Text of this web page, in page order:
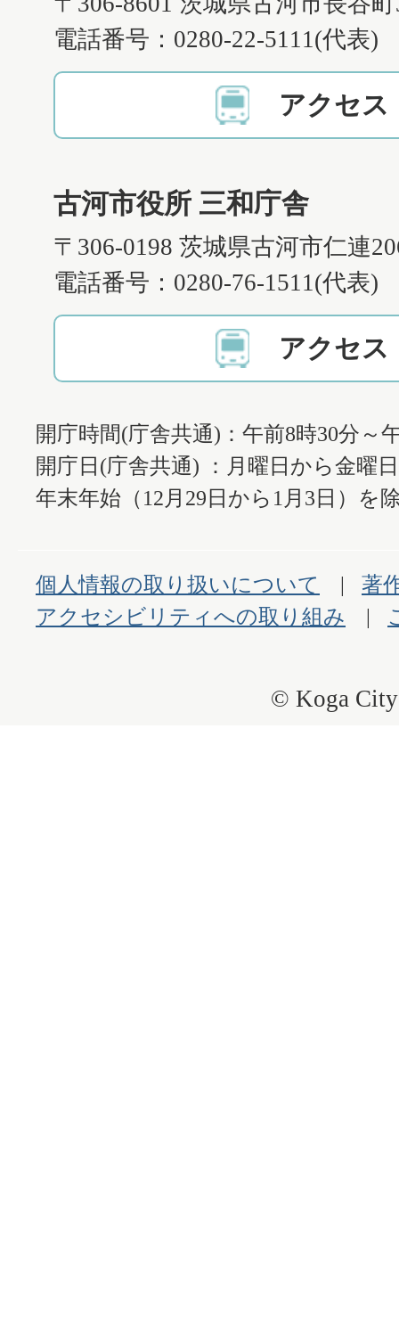
電話番号：0280-22-5111(代表)
アクセス
古河市役所 三和庁舎
〒306-0198 茨城県古河市仁連
電話番号：0280-76-1511(代表)
アクセス
開庁時間(庁舎共通)：午前8時30分～
開庁日(庁舎共通) ：月曜日から金曜
年末年始（12月29日から1月3日）を
個人情報の取り扱いについて
著
アクセシビリティへの取り組み
© Koga City